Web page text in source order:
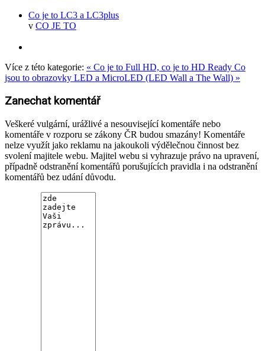
Co je to LC3 a LC3plus
v CO JE TO
Více z této kategorie: « Co je to Full HD, co je to HD Ready Co
jsou to obrazovky LED a MicroLED (LED Wall a The Wall) »
Zanechat komentář
Veškeré vulgární, urážlivé a nesouvisející komentáře nebo
komentáře v rozporu se zákony ČR budou smazány! Komentáře
nelze využít jako reklamu na jakoukoli výdělečnou činnost bez
svolení majitele webu. Majitel webu si vyhrazuje právo na upravení,
případně odstranění komentářů porušujících pravidla i na odstranění
komentářů bez udání důvodu.